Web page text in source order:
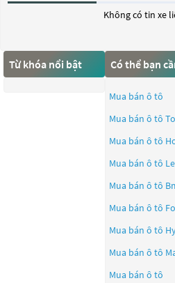
Không có tin xe
Từ khóa nổi bật Có thể bạn
Mua bán ô tô
Mua bán ô tô
Mua bán ô tô
Mua bán ô tô
Mua bán ô tô
Mua bán ô tô
Mua bán ô tô
Mua bán ô tô
Mua bán ô tô